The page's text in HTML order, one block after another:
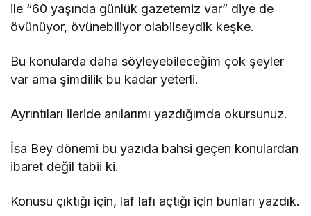
ile “60 yaşında günlük gazetemiz var” diye de
övünüyor, övünebiliyor olabilseydik keşke.
Bu konularda daha söyleyebileceğim çok şeyler
var ama şimdilik bu kadar yeterli.
Ayrıntıları ileride anılarımı yazdığımda okursunuz.
İsa Bey dönemi bu yazıda bahsi geçen konulardan
ibaret değil tabii ki.
Konusu çıktığı için, laf lafı açtığı için bunları yazdık.